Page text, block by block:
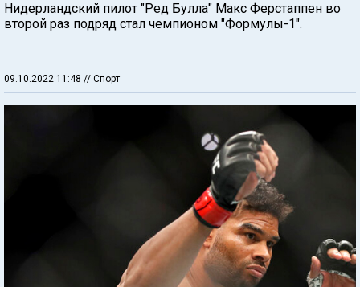
Нидерландский пилот "Ред Булла" Макс Ферстаппен во
второй раз подряд стал чемпионом "Формулы-1".
09.10.2022 11:48 // Спорт